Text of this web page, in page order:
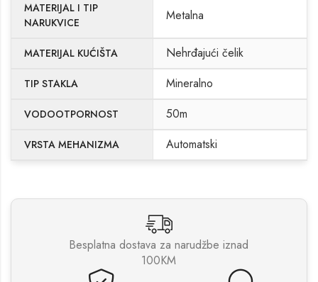
MATERIJAL I TIP
NARUKVICE
Metalna
MATERIJAL KUĆIŠTA Nehrđajući čelik
TIP STAKLA Mineralno
VODOOTPORNOST 50m
VRSTA MEHANIZMA Automatski
Besplatna dostava za narudžbe iznad
100KM